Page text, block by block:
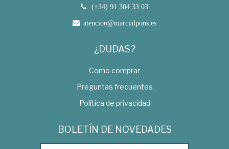
(+34) 91 304 33 03
atencion@marcialpons.es
¿DUDAS?
Como comprar
Preguntas frecuentes
Política de privacidad
BOLETÍN DE NOVEDADES